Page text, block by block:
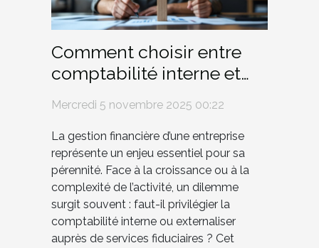
Comment choisir entre
comptabilité interne et
services fiduciaires
externes ?
Mercredi 5 novembre 2025 00:22
La gestion financière d’une entreprise
représente un enjeu essentiel pour sa
pérennité. Face à la croissance ou à la
complexité de l’activité, un dilemme
surgit souvent : faut-il privilégier la
comptabilité interne ou externaliser
auprès de services fiduciaires ? Cet